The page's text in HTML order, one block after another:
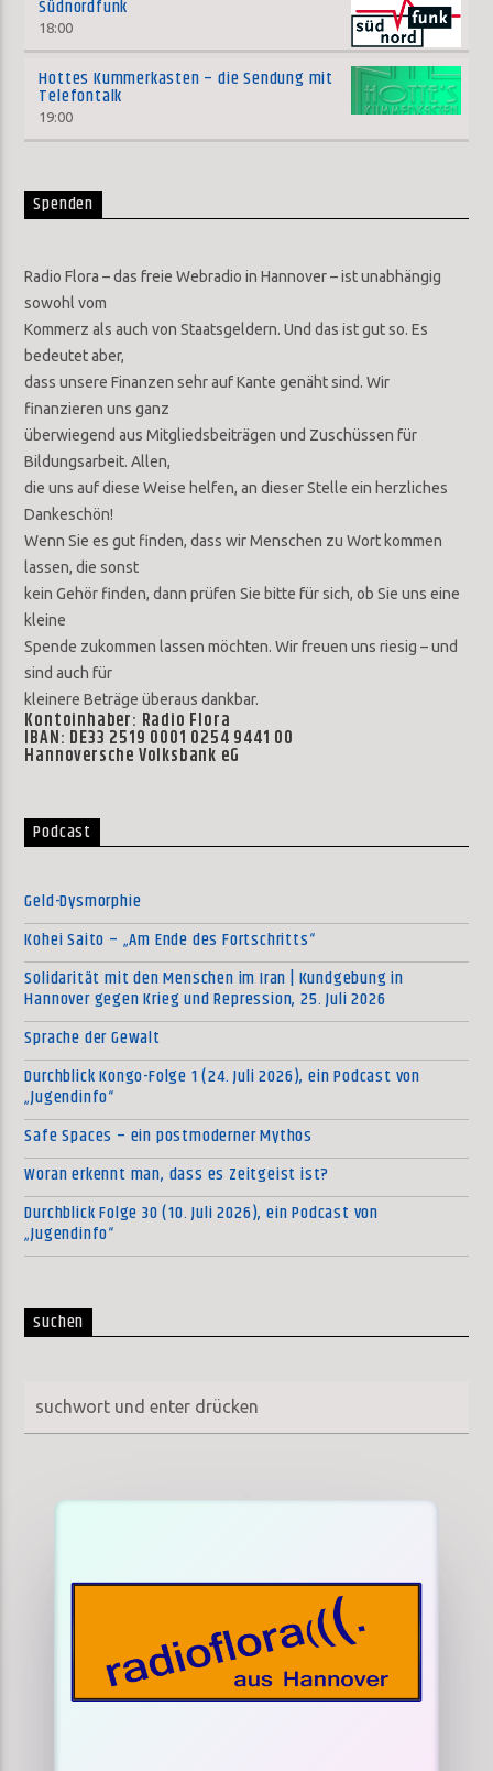
Südnordfunk
18:00
Hottes Kummerkasten – die Sendung mit
Telefontalk
19:00
Spenden
Radio Flora – das freie Webradio in Hannover – ist unabhängig
sowohl vom
Kommerz als auch von Staatsgeldern. Und das ist gut so. Es
bedeutet aber,
dass unsere Finanzen sehr auf Kante genäht sind. Wir
finanzieren uns ganz
überwiegend aus Mitgliedsbeiträgen und Zuschüssen für
Bildungsarbeit. Allen,
die uns auf diese Weise helfen, an dieser Stelle ein herzliches
Dankeschön!
Wenn Sie es gut finden, dass wir Menschen zu Wort kommen
lassen, die sonst
kein Gehör finden, dann prüfen Sie bitte für sich, ob Sie uns eine
kleine
Spende zukommen lassen möchten. Wir freuen uns riesig – und
sind auch für
kleinere Beträge überaus dankbar.
Kontoinhaber: Radio Flora
IBAN: DE33 2519 0001 0254 9441 00
Hannoversche Volksbank eG
Podcast
Geld-Dysmorphie
Kohei Saito – „Am Ende des Fortschritts“
Solidarität mit den Menschen im Iran | Kundgebung in
Hannover gegen Krieg und Repression, 25. Juli 2026
Sprache der Gewalt
Durchblick Kongo-Folge 1 (24. Juli 2026), ein Podcast von
„Jugendinfo“
Safe Spaces – ein postmoderner Mythos
Woran erkennt man, dass es Zeitgeist ist?
Durchblick Folge 30 (10. Juli 2026), ein Podcast von
„Jugendinfo“
suchen